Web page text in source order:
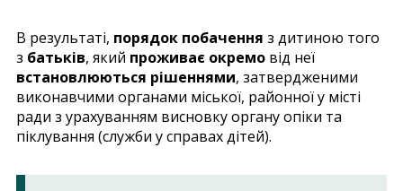
В результаті, порядок побачення з дитиною того
з батьків, який проживає окремо від неї
встановлюються рішеннями, затвердженими
виконавчими органами міської, районної у місті
ради з урахуванням висновку органу опіки та
піклування (служби у справах дітей).